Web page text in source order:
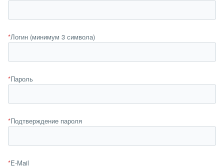
*Логин (минимум 3 символа)
*Пароль
*Подтверждение пароля
*E-Mail